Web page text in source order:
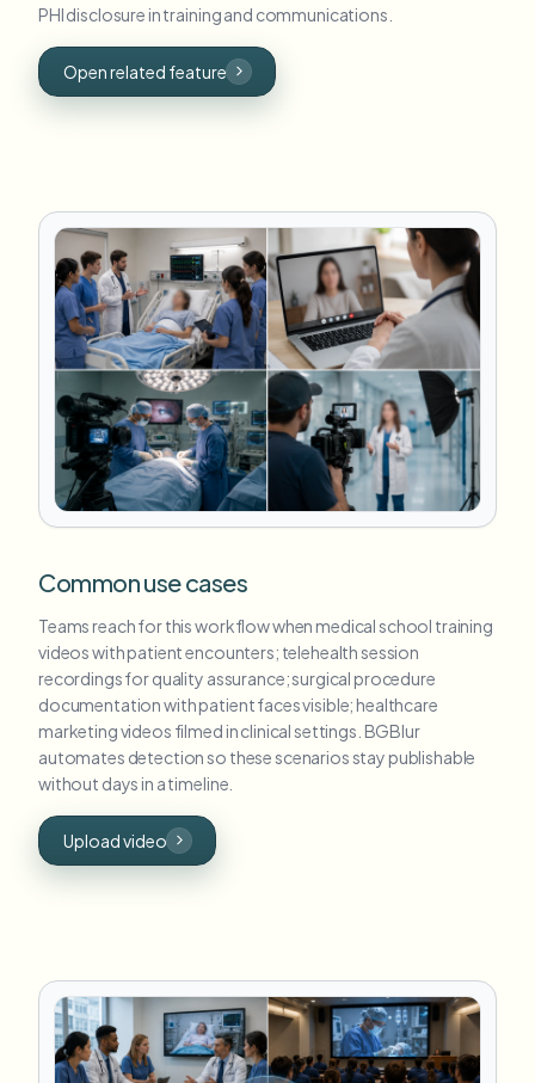
PHI disclosure in training and communications.
Open related feature
Common use cases
Teams reach for this workflow when medical school training
videos with patient encounters; telehealth session
recordings for quality assurance; surgical procedure
documentation with patient faces visible; healthcare
marketing videos filmed in clinical settings. BGBlur
automates detection so these scenarios stay publishable
without days in a timeline.
Upload video